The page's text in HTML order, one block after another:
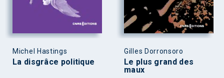
Michel Hastings
La disgrâce politique
Gilles Dorronsoro
Le plus grand des
maux